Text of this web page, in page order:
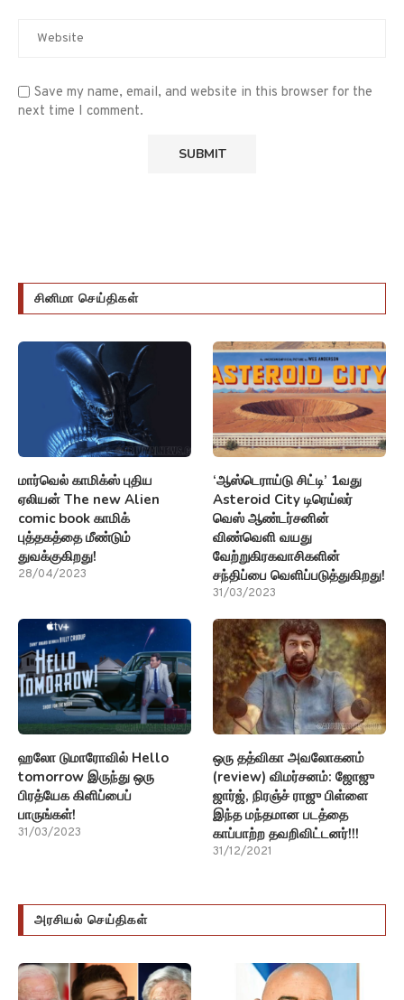
Save my name, email, and website in this browser for the
next time I comment.
சினிமா செய்திகள்
மார்வெல் காமிக்ஸ் புதிய
ஏலியன் The new Alien
comic book காமிக்
புத்தகத்தை மீண்டும்
துவக்குகிறது!
28/04/2023
‘ஆஸ்டெராய்டு சிட்டி’ 1வது
Asteroid City டிரெய்லர்
வெஸ் ஆண்டர்சனின்
விண்வெளி வயது
வேற்றுகிரகவாசிகளின்
சந்திப்பை வெளிப்படுத்துகிறது!
31/03/2023
ஹலோ டுமாரோவில் Hello
tomorrow இருந்து ஒரு
பிரத்யேக கிளிப்பைப்
பாருங்கள்!
31/03/2023
ஒரு தத்விகா அவலோகனம்
(review) விமர்சனம்: ஜோஜு
ஜார்ஜ், நிரஞ்ச் ராஜு பிள்ளை
இந்த மந்தமான படத்தை
காப்பாற்ற தவறிவிட்டனர்!!!
31/12/2021
அரசியல் செய்திகள்